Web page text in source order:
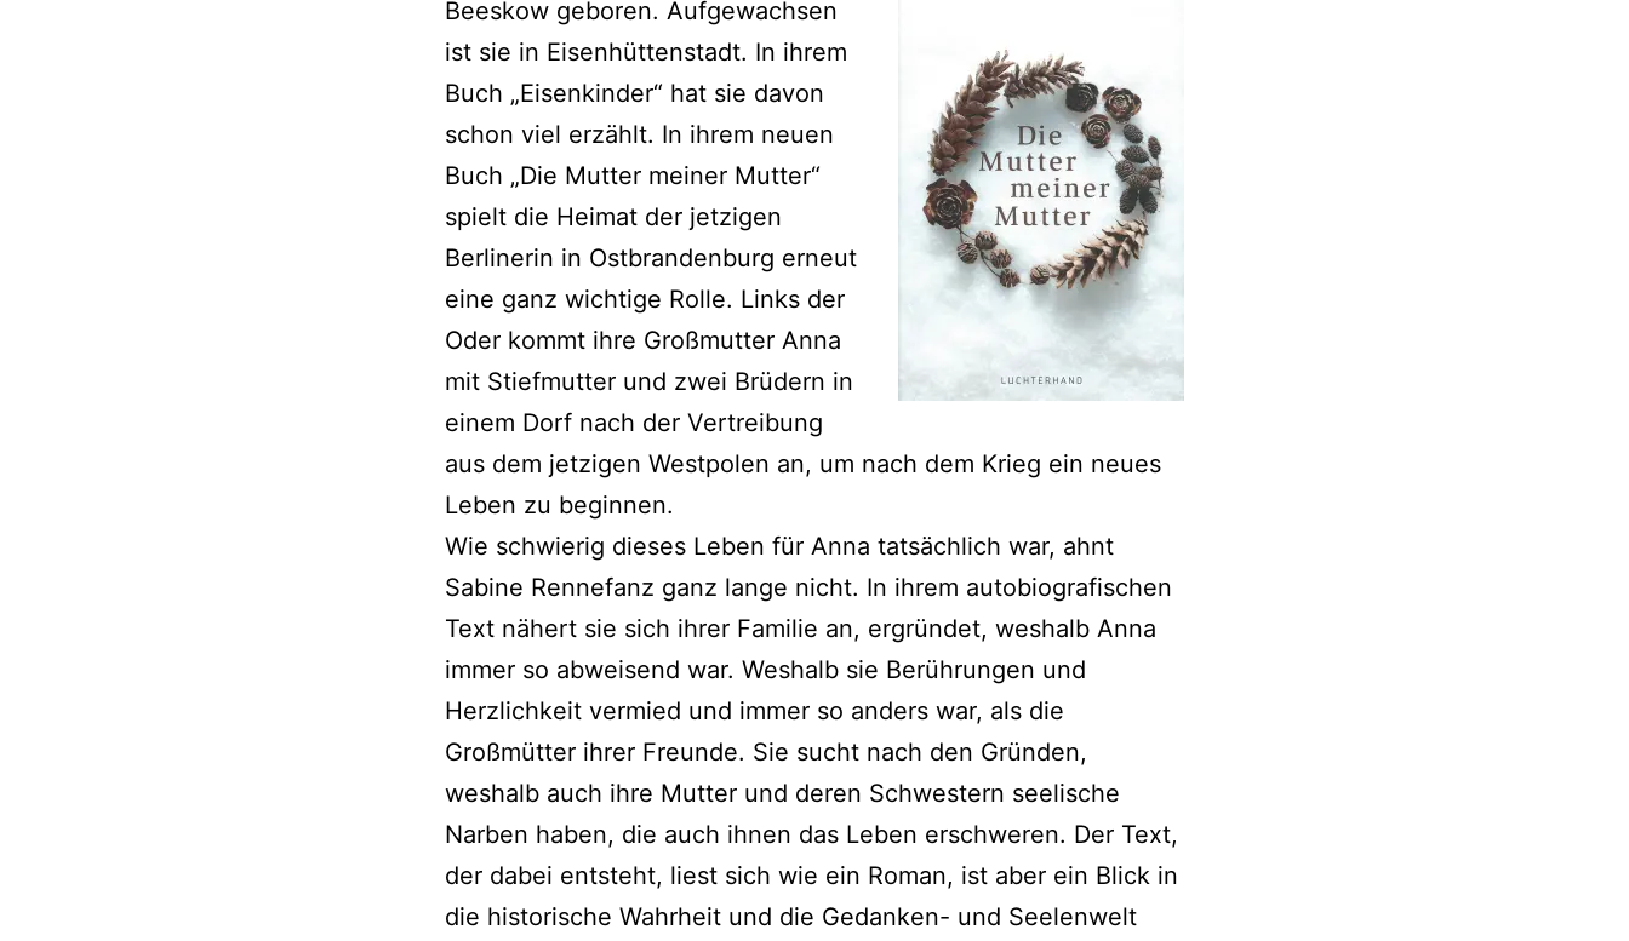
Beeskow geboren. Aufgewachsen
ist sie in Eisenhüttenstadt. In ihrem
Buch „Eisenkinder“ hat sie davon
schon viel erzählt. In ihrem neuen
Buch „Die Mutter meiner Mutter“
spielt die Heimat der jetzigen
Berlinerin in Ostbrandenburg erneut
eine ganz wichtige Rolle. Links der
Oder kommt ihre Großmutter Anna
mit Stiefmutter und zwei Brüdern in
einem Dorf nach der Vertreibung
aus dem jetzigen Westpolen an, um nach dem Krieg ein neues
Leben zu beginnen.
Wie schwierig dieses Leben für Anna tatsächlich war, ahnt
Sabine Rennefanz ganz lange nicht. In ihrem autobiografischen
Text nähert sie sich ihrer Familie an, ergründet, weshalb Anna
immer so abweisend war. Weshalb sie Berührungen und
Herzlichkeit vermied und immer so anders war, als die
Großmütter ihrer Freunde. Sie sucht nach den Gründen,
weshalb auch ihre Mutter und deren Schwestern seelische
Narben haben, die auch ihnen das Leben erschweren. Der Text,
der dabei entsteht, liest sich wie ein Roman, ist aber ein Blick in
die historische Wahrheit und die Gedanken- und Seelenwelt